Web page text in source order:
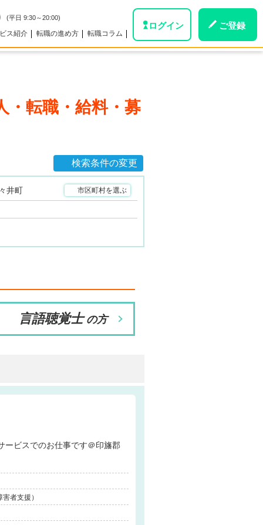
(平日 9:30～20:00)
ス紹介 転職の進め方 転職コラム
ログイン ご登録
・転職・給料・募
検索条件の変更
井町 市区町村を選ぶ
言語聴覚士 の方
後等デイサービスでのお仕事です＠印旛郡
者支援）